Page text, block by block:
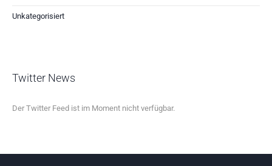
Unkategorisiert
Twitter News
Der Twitter Feed ist im Moment nicht verfügbar.